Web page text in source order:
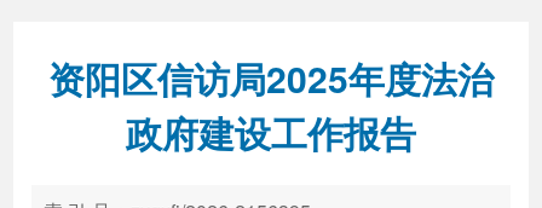
新闻中心 解读回应
政务服务
资阳区信访局2025年度法治
政府建设工作报告